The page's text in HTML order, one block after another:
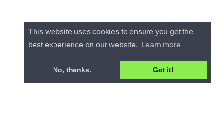
This website uses cookies to ensure you get the
best experience on our website.
Learn more
No, thanks. Got it!